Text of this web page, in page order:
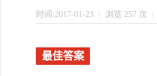
时间:2017-01-23 浏览 257 次
最佳答案